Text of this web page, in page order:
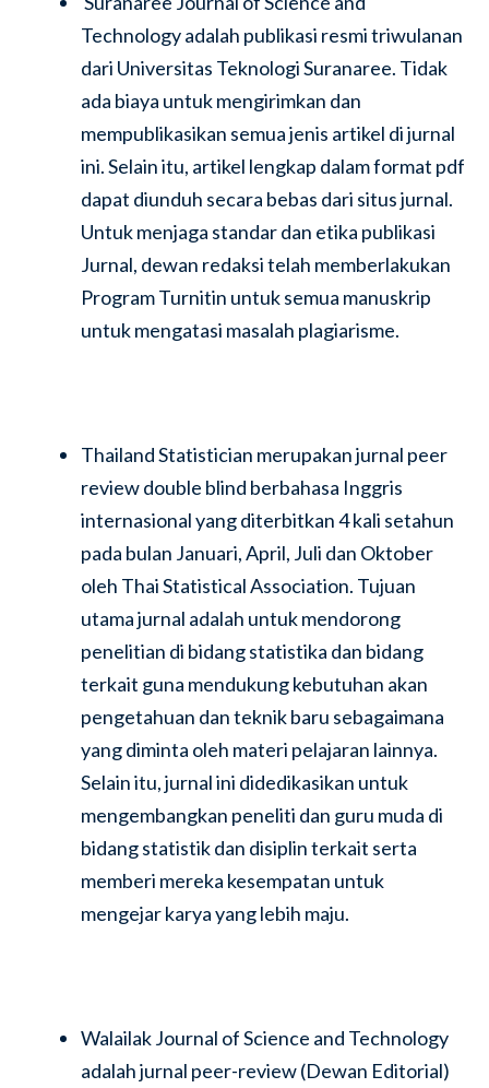
Technology adalah publikasi resmi triwulanan
dari Universitas Teknologi Suranaree. Tidak
ada biaya untuk mengirimkan dan
mempublikasikan semua jenis artikel di jurnal
ini. Selain itu, artikel lengkap dalam format pdf
dapat diunduh secara bebas dari situs jurnal.
Untuk menjaga standar dan etika publikasi
Jurnal, dewan redaksi telah memberlakukan
Program Turnitin untuk semua manuskrip
untuk mengatasi masalah plagiarisme.
Thailand Statistician merupakan jurnal peer
review double blind berbahasa Inggris
internasional yang diterbitkan 4 kali setahun
pada bulan Januari, April, Juli dan Oktober
oleh Thai Statistical Association. Tujuan
utama jurnal adalah untuk mendorong
penelitian di bidang statistika dan bidang
terkait guna mendukung kebutuhan akan
pengetahuan dan teknik baru sebagaimana
yang diminta oleh materi pelajaran lainnya.
Selain itu, jurnal ini didedikasikan untuk
mengembangkan peneliti dan guru muda di
bidang statistik dan disiplin terkait serta
memberi mereka kesempatan untuk
mengejar karya yang lebih maju.
Walailak Journal of Science and Technology
adalah jurnal peer-review (Dewan Editorial)